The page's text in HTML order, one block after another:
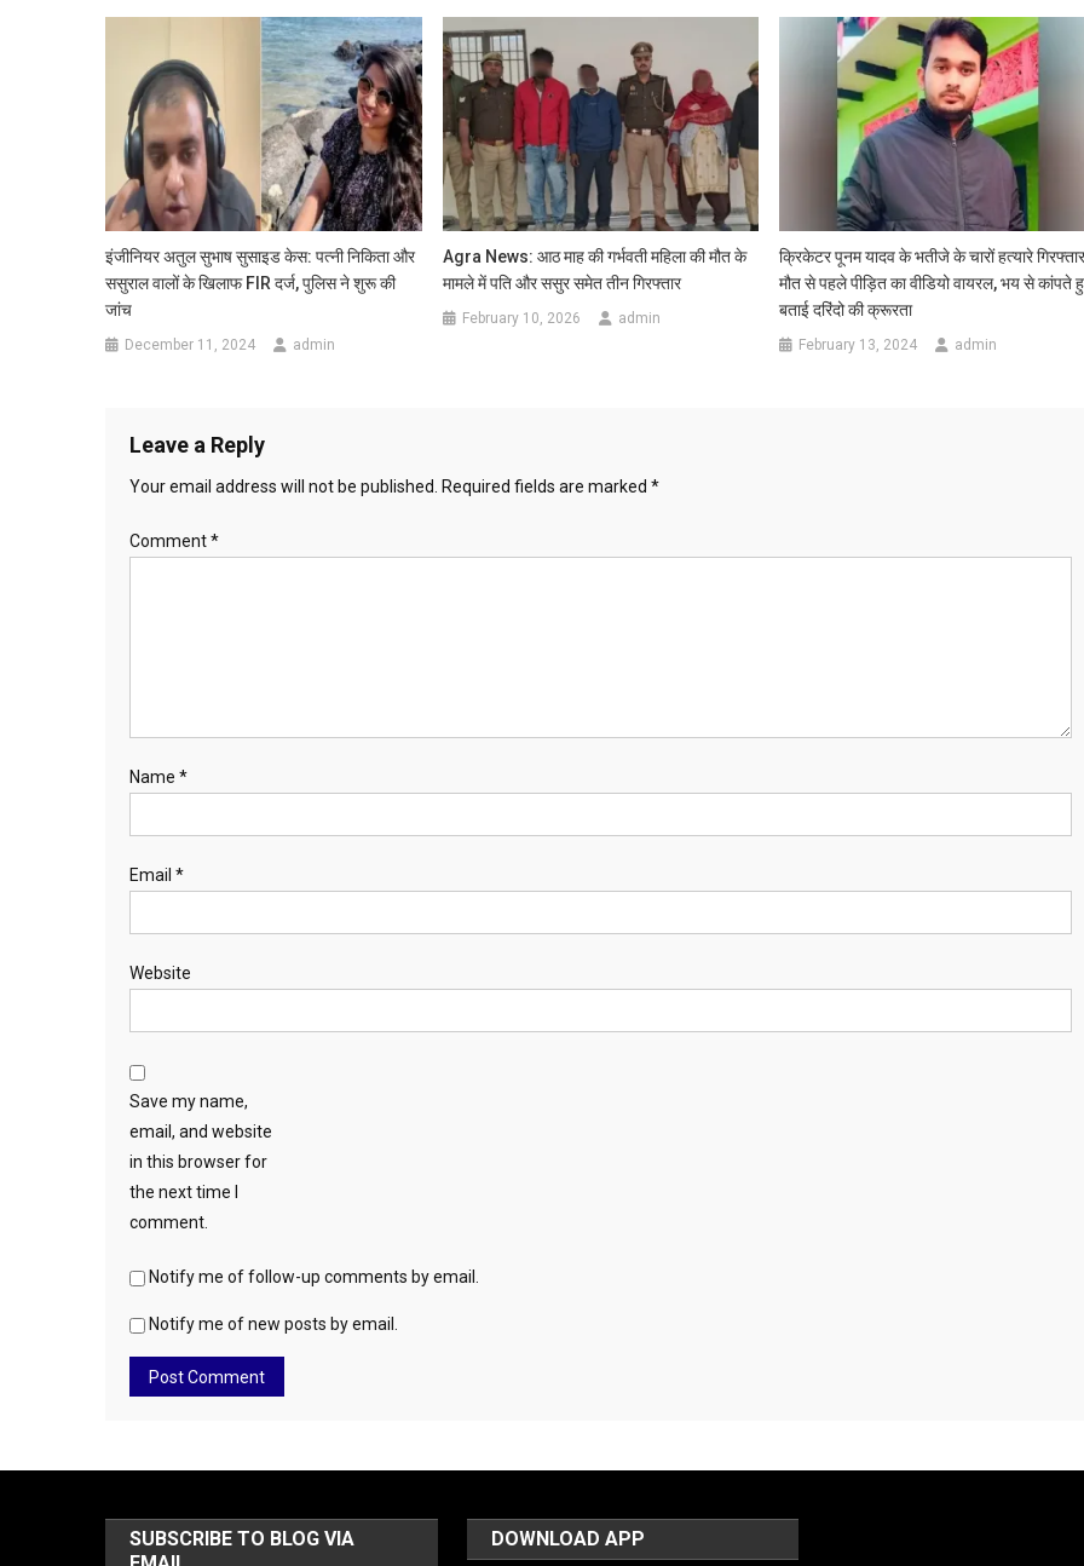
इंजीनियर अतुल सुभाष सुसाइड केस: पत्नी निकिता और
ससुराल वालों के खिलाफ FIR दर्ज, पुलिस ने शुरू की
जांच
December 11, 2024 admin
Agra News: आठ माह की गर्भवती महिला की मौत के
मामले में पति और ससुर समेत तीन गिरफ्तार
February 10, 2026 admin
क्रिकेटर पूनम यादव के भतीजे के चारों हत्यारे
मौत से पहले पीड़ित का वीडियो वायरल, भय से कांपते
बताई दरिंदो की क्रूरता
February 13, 2024 admin
Leave a Reply
Your email address will not be published. Required fields are marked *
Comment*
Name *
Email *
Website
Save my name,
email, and website
in this browser for
the next time I
comment.
Notify me of follow-up comments by email.
Notify me of new posts by email.
SUBSCRIBE TO BLOG VIA
DOWNLOAD APP